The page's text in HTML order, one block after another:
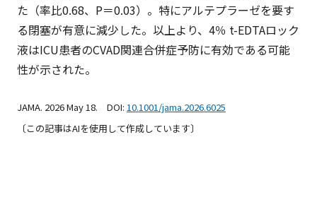
た（率比0.68、P＝0.03）。特にアルテプラーゼを要す
る閉塞が有意に減少した。以上より、4％ t-EDTAロック
液はICU患者のCVAD関連合併症予防に有効である可能
性が示された。
JAMA. 2026 May 18. DOI: 10.1001/jama.2026.6025
〔この記事はAIを使用して作成しています〕